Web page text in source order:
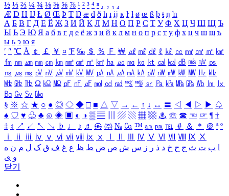
½ ⅓ ⅔ ¼ ¾ ⅛ ⅜ ⅝ ⅞ ¹ ² ³ ⁴ ⁿ ₁ ₂ ₃ ₄
Æ Ð Ħ Ĳ Ł Ø Œ Þ Ŧ Ŋ æ đ ð ħ ı ĳ ĸ ŀ ł ø œ ß þ ŧ ŋ ŉ
А Б В Г Д Е Ё Ж З И Й К Л М Н О П Р С Т У Ф Х Ц Ч Ш Щ Ъ
Ы Ь Э Ю Я а б в г д е ё ж з и й к л м н о п р с т у ф х ц ч ш щ ъ
ы ь э ю я
′ ″ ℃ Å ￠ ￡ ￥ ¤ ℉ ‰ ＄ ％ Ｆ ￦ ㎕ ㎖ ㎗ ℓ ㎘ ㏄ ㎣ ㎤ ㎥ ㎦
㎙ ㎚ ㎛ ㎜ ㎝ ㎞ ㎟ ㎠ ㎡ ㎢ ㏊ ㎍ ㎎ ㎏ ㏏ ㎈ ㎉ ㏈ ㎧ ㎨ ㎰
㎱ ㎲ ㎳ ㎴ ㎵ ㎶ ㎷ ㎸ ㎹ ㎀ ㎁ ㎂ ㎃ ㎄ ㎺ ㎻ ㎽ ㎾ ㎿ ㎐ ㎑
㎒ ㎓ ㎔ Ω ㏀ ㏁ ㎊ ㎋ ㎌ ㏖ ㏅ ㎭ ㎮ ㎯ ㏛ ㎩ ㎪ ㎫ ㎬ ㏝ ㏐
㏓
㏃ ㏉ ㏜ ㏆
§ ※ ☆ ★ ○ ● ◎ ◇ ◆ □ ■ △ ▽ → ← ↑ ↓ ↔ 〓 ◁ ◀ ▷ ▶ ♤
♠ ♡ ♥ ♧ ♣ ⊙ ◈ ▣ ◐ ◑ ▒ ▤ ▨ ▧ ▦ ▩ ♨ ☏ ☎ ☜ ☞ ¶ †
‡ ↕ ↗ ↙ ↖ ↘ ♭ ♩ ♪ ♬ ㉿ ㈜ № ㏇ ™ ㏂ ㏘ ℡ ＃ ＆ ＊ ＠ ª º
ⅰ
ⅱ ⅲ ⅳ ⅴ ⅵ ⅶ ⅷ ⅸ ⅹ Ⅳ Ⅴ Ⅵ Ⅶ Ⅷ Ⅸ Ⅹ
ب ت ث ج ح خ د ذ ر ز س ش ص ض ط ظ ع غ ف ق ک ل م ن ه
و ی
닫기